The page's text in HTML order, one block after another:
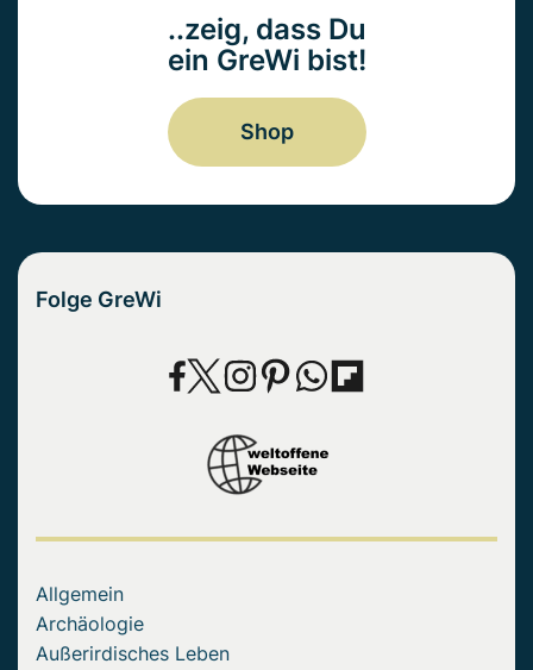
..zeig, dass Du
ein GreWi bist!
Shop
Folge GreWi
Allgemein
Archäologie
Außerirdisches Leben